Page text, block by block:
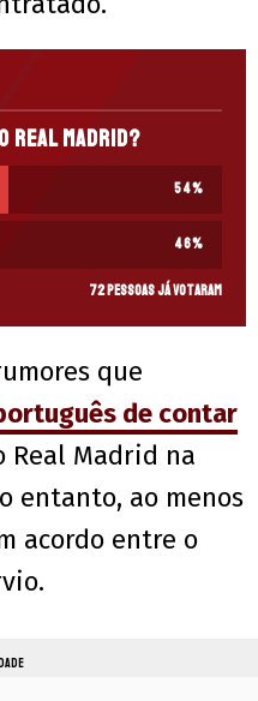
Real Madrid?
54%
46%
72 pessoas já votaram
que
de contar
Real Madrid na
entanto, ao menos
acordo entre o